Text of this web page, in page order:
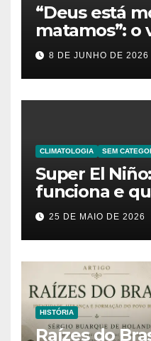
“Deus está
matamos”: o
significado
Friedrich
8 DE JUNHO DE 2026
CLIMATOLOGIA SEM
Super El
funciona e
os impactos
climático
no mundo
25 DE MAIO DE 2026
HISTÓRIA
Raízes do